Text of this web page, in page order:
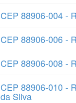
CEP 88906-004 -
CEP 88906-006 -
CEP 88906-008 -
CEP 88906-010 -
da Silva